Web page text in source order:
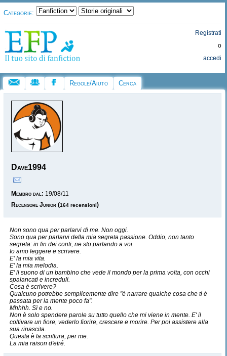
Categorie:
Registrati
o
accedi
Regole/Aiuto Cerca
Dave1994
Membro dal: 19/08/11
Recensore Junior (164 recensioni)
Non sono qua per parlarvi di me. Non oggi.
Sono qua per parlarvi della mia segreta passione. Oddio, non tanto
segreta: in fin dei conti, ne sto parlando a voi.
Io amo leggere e scrivere.
E' la mia vita.
E' la mia melodia.
E' il suono di un bambino che vede il mondo per la prima volta, con occhi
spalancati e increduli.
Cosa è scrivere?
Qualcuno potrebbe semplicemente dire "è narrare qualche cosa che ti è
passata per la mente poco fa".
Mhhhh. Sì e no.
Non è solo spendere parole su tutto quello che mi viene in mente. E' il
coltivare un fiore, vederlo fiorire, crescere e morire. Per poi assistere alla
sua rinascita.
Questa è la scrittura, per me.
La mia raison d'etré.